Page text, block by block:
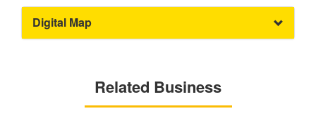
Digital Map
Related Business